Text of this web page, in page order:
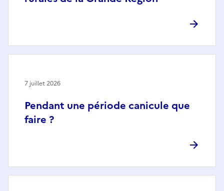
Pendant une période canicule que
faire ?
7 juillet 2026